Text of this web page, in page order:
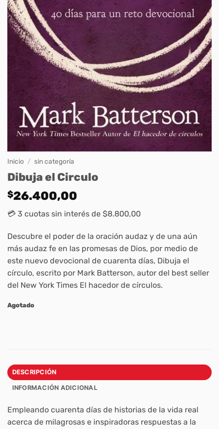
Inicio / sin categoría
Dibuja el Circulo
$26.400,00
💳 3 cuotas sin interés de $8.800,00
Descubre el poder de la oración audaz y de una aún
más audaz fe en las promesas de Dios, por medio de
este nuevo devocional de cuarenta días, Dibuja el
círculo, escrito por Mark Batterson, autor del best seller
del New York Times El hacedor de círculos.
Agotado
DESCRIPCIÓN
INFORMACIÓN ADICIONAL
Empleando cuarenta días de historias de la vida real
acerca de milagrosas e inspiradoras respuestas a la